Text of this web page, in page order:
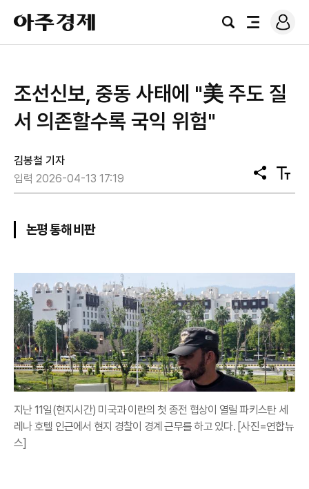
아
주
경
검
전
로
그
조선신보, 중동 사태에 "美 주도 질
서 의존할수록 국익 위험"
김봉철 기자
입력 2026-04-13 17:19
공
유
텍
스
논평 통해 비판
지난 11일(현지시간) 미국과 이란의 첫 종전 협상이 열릴 파키스탄 세
레나 호텔 인근에서 현지 경찰이 경계 근무를 하고 있다. [사진=연합뉴
스]